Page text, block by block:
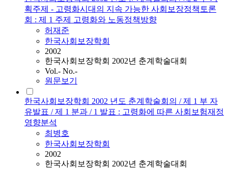
획주제 - 고령화시대의 지속 가능한 사회보장정책토론
회 : 제 1 주제 고령화와 노동정책방향
허재준
한국사회보장학회
2002
한국사회보장학회 2002년 춘계학술대회
Vol.- No.-
원문보기
한국사회보장학회 2002 년도 춘계학술회의 / 제 1 부 자
유발표 / 제 1 분과 / 1 발표 : 고령화에 따른 사회보험재정
영향분석
최병호
한국사회보장학회
2002
한국사회보장학회 2002년 춘계학술대회